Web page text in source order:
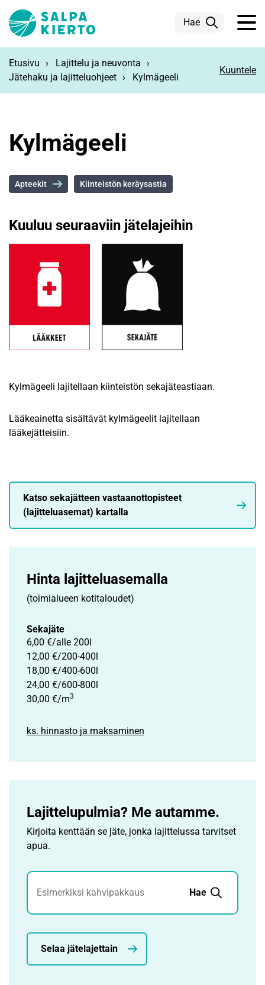
Hae
Etusivu
Lajittelu ja neuvonta
Jätehaku ja lajitteluohjeet
Kylmägeeli
Kuuntele
Kylmägeeli
Apteekit Kiinteistön keräysastia
Kuuluu seuraaviin jätelajeihin
Kylmägeeli lajitellaan kiinteistön sekajäteastiaan.
Lääkeainetta sisältävät kylmägeelit lajitellaan
lääkejätteisiin.
Katso sekajätteen vastaanottopisteet
(lajitteluasemat) kartalla
Hinta lajittelu­asemalla
(toimialueen kotitaloudet)
Sekajäte
6,00 €/alle 200l
12,00 €/200-400l
18,00 €/400-600l
24,00 €/600-800l
30,00 €/m3
ks. hinnasto ja maksaminen
Lajittelupulmia? Me autamme.
Kirjoita kenttään se jäte, jonka lajittelussa tarvitset
apua.
Jätehaku
Hae
Selaa jätelajettain